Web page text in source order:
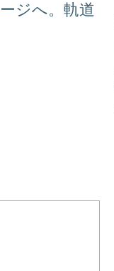
ジへ。軌道